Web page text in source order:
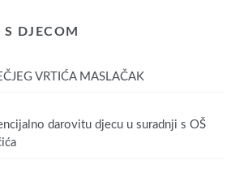
DJECOM
VRTIĆA MASLAČAK
darovitu djecu u suradnji s OŠ